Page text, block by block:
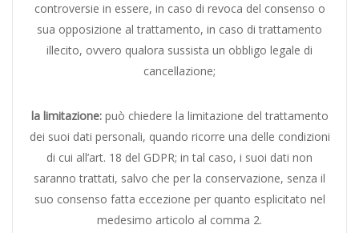
controversie in essere, in caso di revoca del consenso o
sua opposizione al trattamento, in caso di trattamento
illecito, ovvero qualora sussista un obbligo legale di
cancellazione;
la limitazione:può chiedere la limitazione del trattamento
dei suoi dati personali, quando ricorre una delle condizioni
di cui all’art. 18 del GDPR; in tal caso, i suoi dati non
saranno trattati, salvo che per la conservazione, senza il
suo consenso fatta eccezione per quanto esplicitato nel
medesimo articolo al comma 2.